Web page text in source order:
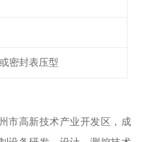
密封表压型
市高新技术产业开发区，成